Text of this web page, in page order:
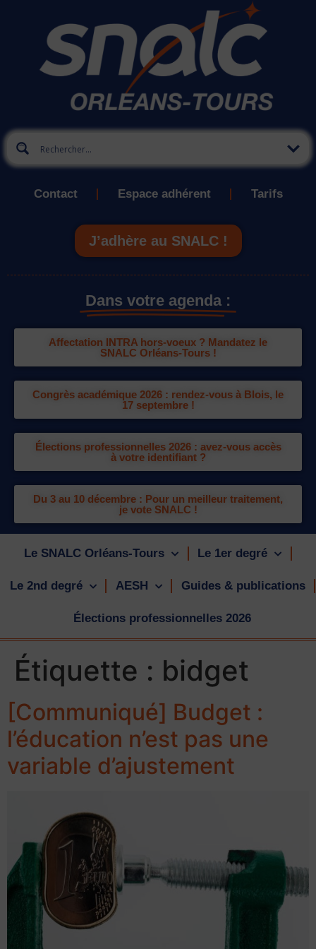
Contact Espace adhérent Tarifs
J’adhère au SNALC !
Dans votre agenda :
Affectation INTRA hors-voeux ? Mandatez le
SNALC Orléans-Tours !
Congrès académique 2026 : rendez-vous à Blois, le
17 septembre !
Élections professionnelles 2026 : avez-vous accès
à votre identifiant ?
Du 3 au 10 décembre : Pour un meilleur traitement,
je vote SNALC !
Le SNALC Orléans-Tours Le 1er degré
Le 2nd degré AESH Guides & publications
Élections professionnelles 2026
Étiquette : bidget
[Communiqué] Budget :
l’éducation n’est pas une
variable d’ajustement